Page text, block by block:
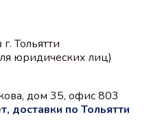
Тольятти
юридических лиц)
дом 35, офис 803
доставки по Тольятти